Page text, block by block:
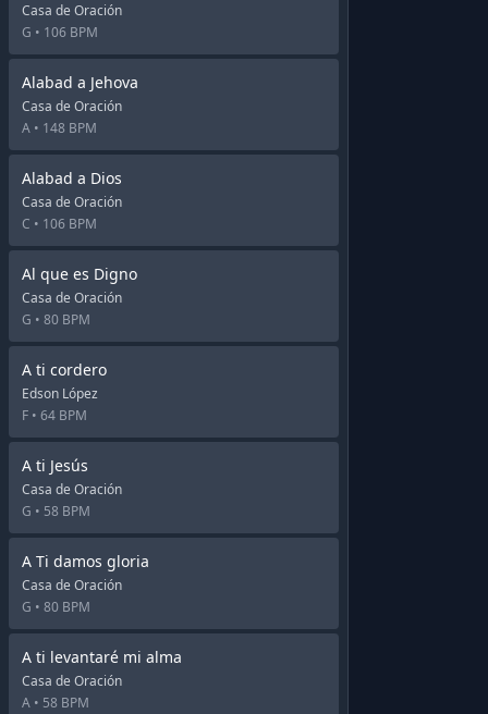
Casa de Oración
G • 106 BPM
Alabad a Jehova
Casa de Oración
A • 148 BPM
Alabad a Dios
Casa de Oración
C • 106 BPM
Al que es Digno
Casa de Oración
G • 80 BPM
A ti cordero
Edson López
F • 64 BPM
A ti Jesús
Casa de Oración
G • 58 BPM
A Ti damos gloria
Casa de Oración
G • 80 BPM
A ti levantaré mi alma
Casa de Oración
A • 58 BPM